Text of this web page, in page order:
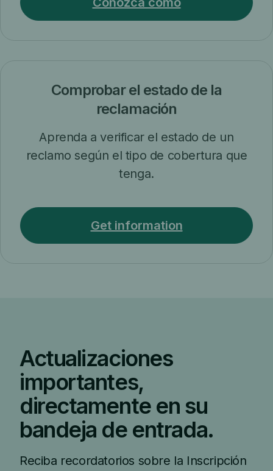
Comprobar el estado de la
reclamación
Aprenda a verificar el estado de un
reclamo según el tipo de cobertura que
tenga.
Get information
Actualizaciones
importantes,
directamente en su
bandeja de entrada.
Reciba recordatorios sobre la Inscripción